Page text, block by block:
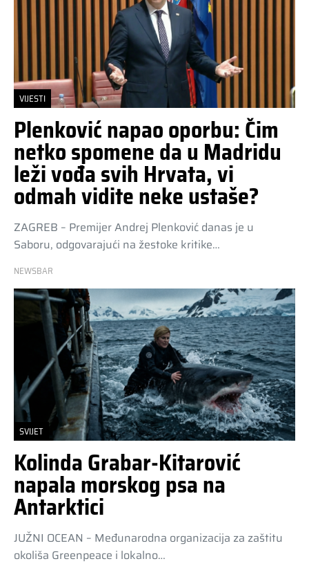
VIJESTI
Plenković napao oporbu: Čim
netko spomene da u Madridu
leži vođa svih Hrvata, vi
odmah vidite neke ustaše?
ZAGREB – Premijer Andrej Plenković danas je u
Saboru, odgovarajući na žestoke kritike…
NEWSBAR
SVIJET
Kolinda Grabar-Kitarović
napala morskog psa na
Antarktici
JUŽNI OCEAN – Međunarodna organizacija za zaštitu
okoliša Greenpeace i lokalno…